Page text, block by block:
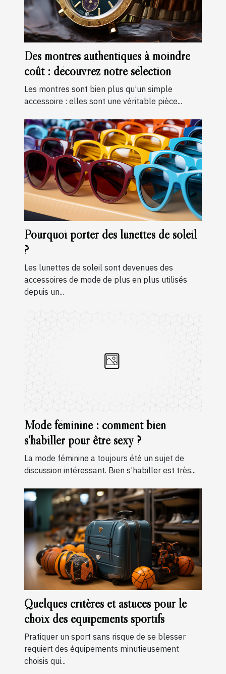
Des montres authentiques à moindre
coût : découvrez notre sélection
Les montres sont bien plus qu’un simple
accessoire : elles sont une véritable pièce...
Pourquoi porter des lunettes de soleil
?
Les lunettes de soleil sont devenues des
accessoires de mode de plus en plus utilisés
depuis un...
Mode féminine : comment bien
s’habiller pour être sexy ?
La mode féminine a toujours été un sujet de
discussion intéressant. Bien s’habiller est très...
Quelques critères et astuces pour le
choix des équipements sportifs
Pratiquer un sport sans risque de se blesser
requiert des équipements minutieusement
choisis qui...